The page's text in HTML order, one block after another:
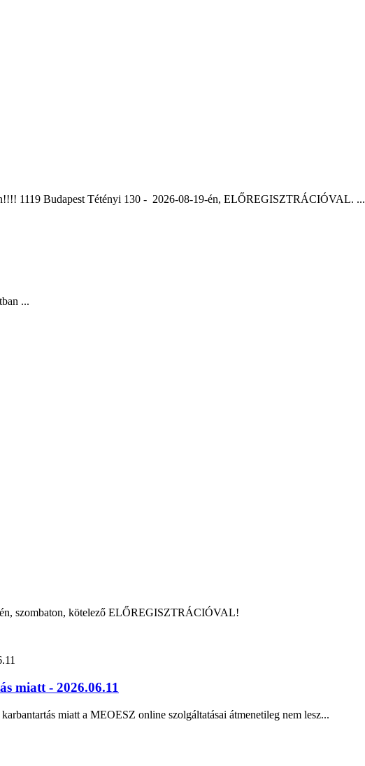
1119 Budapest Tétényi 130 - 2026-08-19-én, ELŐREGISZTRÁCIÓVAL. ...
...
szombaton, kötelező ELŐREGISZTRÁCIÓVAL!
miatt - 2026.06.11
miatt a MEOESZ online szolgáltatásai átmenetileg nem lesz...